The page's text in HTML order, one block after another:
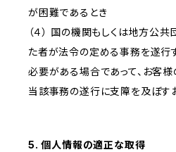
が困難であるとき
（４） 国の機関もしくは地方公
た者が法令の定める事務を遂行
必要がある場合であって、お客
当該事務の遂行に支障を及ぼす
5. 個人情報の適正な取得